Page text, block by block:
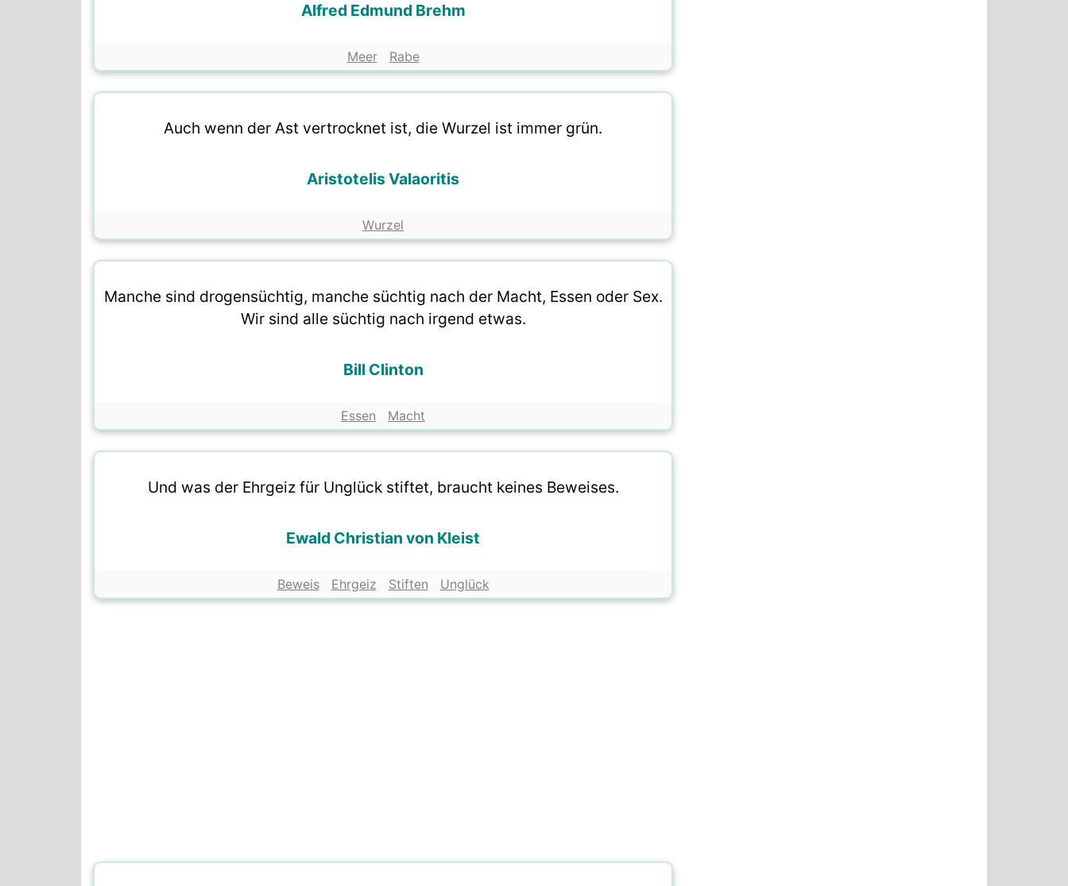
Alfred Edmund Brehm
Meer Rabe
Auch wenn der Ast vertrocknet ist, die Wurzel ist immer grün.
Aristotelis Valaoritis
Wurzel
Manche sind drogensüchtig, manche süchtig nach der Macht, Essen oder Sex.
Wir sind alle süchtig nach irgend etwas.
Bill Clinton
Essen Macht
Und was der Ehrgeiz für Unglück stiftet, braucht keines Beweises.
Ewald Christian von Kleist
Beweis Ehrgeiz Stiften Unglück